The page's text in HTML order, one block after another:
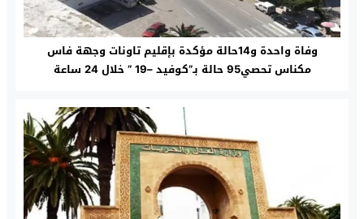
وفاة واحدة و14حالة مؤكدة بإقليم تاونات وجهة فاس
مكناس تحصي95 حالة بـ”كوفيد –19 ” خلال 24 ساعة‎